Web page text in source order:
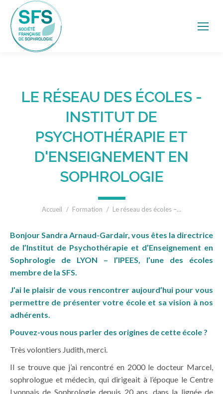
LE RÉSEAU DES ÉCOLES -
INSTITUT DE
PSYCHOTHÉRAPIE ET
D'ENSEIGNEMENT EN
SOPHROLOGIE
Vous êtes ici :
Accueil Formation Le réseau des écoles –…
Bonjour Sandra Arnaud-Gardair, vous êtes la directrice
de l’Institut de Psychothérapie et d’Enseignement en
Sophrologie de LYON – l’IPEES, l’une des écoles
membre de la SFS.
J’ai le plaisir de vous rencontrer aujourd’hui pour vous
permettre de présenter votre école et sa vision à nos
adhérents.
Pouvez-vous nous parler des origines de cette école ?
Très volontiers Judith, merci.
Il se trouve que j’ai rencontré en 2000 le docteur Marcel,
sophrologue et médecin, qui dirigeait à l’époque le Centre
Lyonnais de Sophrologie depuis 20 ans, dans la lignée de